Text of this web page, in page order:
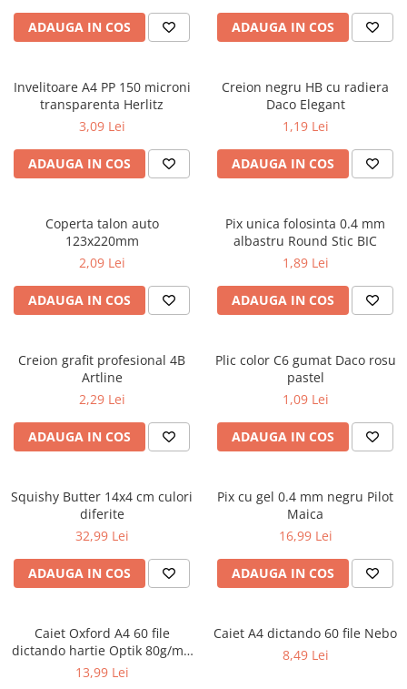
Globuri pământești
Cutii sandwich și caserole
Termosuri
Pahare și sticle pentru scoală
Cutii pentru depozitare
Caiete școlare și hârtie
Caiete muzică
Caiete geografie și biologie
Caiete foi veline
Vocabulare
Blocuri de desen școlare
Hârtie pentru lucru manual
Accesorii geometrie și matematică
Rigle și Echere
Compasuri
Truse geometrie
Socotitori și bețisoare pentru
numărat
Ghiozdane și rucsacuri
Rucsacuri școlare și casual
Ghiozdane pentru grădinită
ADAUGA IN COS ADAUGA IN COS
Invelitoare A4 PP 150 microni
transparenta Herlitz
3,09 Lei
ADAUGA IN COS
Creion negru HB cu radiera
Daco Elegant
1,19 Lei
ADAUGA IN COS
Coperta talon auto
123x220mm
2,09 Lei
ADAUGA IN COS
Pix unica folosinta 0.4 mm
albastru Round Stic BIC
1,89 Lei
ADAUGA IN COS
Creion grafit profesional 4B
Artline
2,29 Lei
ADAUGA IN COS
Plic color C6 gumat Daco rosu
pastel
1,09 Lei
ADAUGA IN COS
Squishy Butter 14x4 cm culori
diferite
32,99 Lei
ADAUGA IN COS
Pix cu gel 0.4 mm negru Pilot
Maica
16,99 Lei
ADAUGA IN COS
Caiet Oxford A4 60 file
dictando hartie Optik 80g/mp
Touch Pastel
13,99 Lei
Caiet A4 dictando 60 file Nebo
8,49 Lei